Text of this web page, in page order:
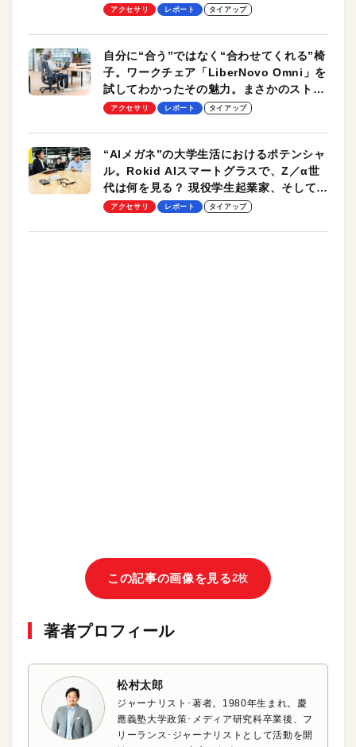
却プレート、シンプルな操作性がグッド！
アクセサリ レポート タイアップ
自分に“合う”ではなく“合わせてくれる”椅
子。ワークチェア「LiberNovo Omni」を
試してわかったその魅力。まさかのストレ
ッチ機能も搭載
アクセサリ レポート タイアップ
“AIメガネ”の大学生活におけるポテンシャ
ル。Rokid AIスマートグラスで、Z／α世
代は何を見る？ 現役学生起業家、そして教
授による体験会レポート【PR】
アクセサリ レポート タイアップ
この記事の画像を見る2枚
著者プロフィール
松村太郎
ジャーナリスト･著者。1980年生まれ。慶
應義塾大学政策･メディア研究科卒業後、フ
リーランス･ジャーナリストとして活動を開